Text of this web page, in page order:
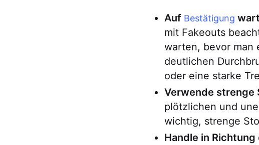
Auf Bestätigung
mit Fakeouts
warten, bevor man
deutlichen
oder eine starke
Verwende
plötzlichen und
wichtig, strenge
Handle in Richtung